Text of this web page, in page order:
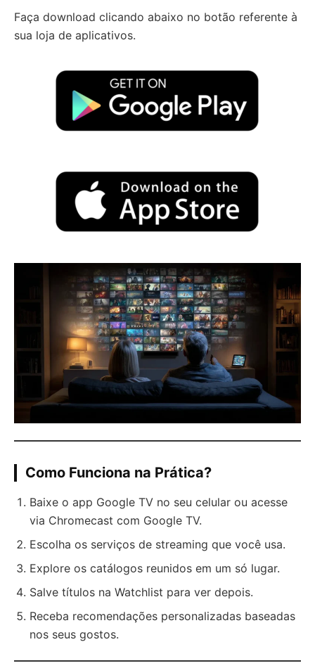
Faça download clicando abaixo no botão referente à
sua loja de aplicativos.
Como Funciona na Prática?
Baixe o app Google TV no seu celular ou acesse
via Chromecast com Google TV.
Escolha os serviços de streaming que você usa.
Explore os catálogos reunidos em um só lugar.
Salve títulos na Watchlist para ver depois.
Receba recomendações personalizadas baseadas
nos seus gostos.